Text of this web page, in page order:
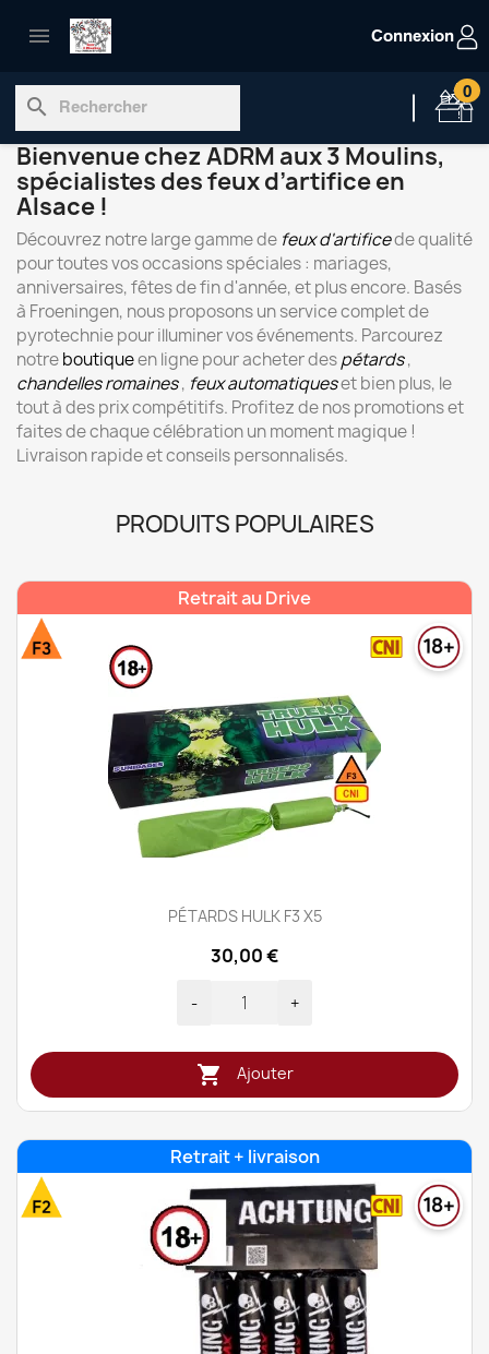
 Connexion
search
0
Bienvenue chez ADRM aux 3 Moulins,
spécialistes des feux d’artifice en
Alsace !
Découvrez notre large gamme de feux d'artificede qualité
pour toutes vos occasions spéciales : mariages,
anniversaires, fêtes de fin d'année, et plus encore. Basés
à Froeningen, nous proposons un service complet de
pyrotechnie pour illuminer vos événements. Parcourez
notreboutiqueen ligne pour acheter despétards,
chandelles romaines, feux automatiqueset bien plus, le
tout à des prix compétitifs. Profitez de nos promotions et
faites de chaque célébration un moment magique !
Livraison rapide et conseils personnalisés.
PRODUITS POPULAIRES
Retrait au Drive
PÉTARDS HULK F3 X5
30,00 €
- +
 Ajouter
Retrait + livraison